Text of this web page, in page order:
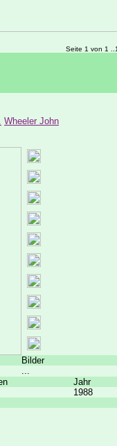
Seite 1 von 1
Wheeler John
Bilder
...
Jahr
1988